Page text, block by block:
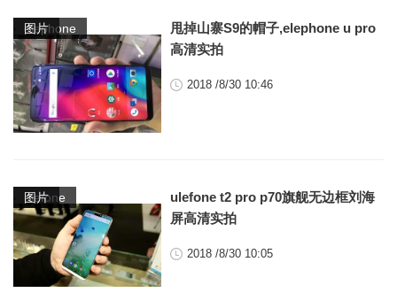
elephone
图片
甩掉山寨S9的帽子,elephone u pro
高清实拍
2018 /8/30 10:46
ulefone
图片
ulefone t2 pro p70旗舰无边框刘海
屏高清实拍
2018 /8/30 10:05